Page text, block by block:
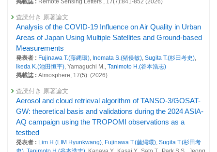
26006 : 地球システム分野の先見的・先端的な基礎研究
26023 : 衛星観測に関する事業
26124 : 南米SAVER-Net観測網を用いたエアロゾル・大気微量気体の動
態把握
26264 : 大気・海洋モニタリング
2021年度
25498 : 気候変動・大気質研究プログラム
25507 : 地域・国・都市規模における人為起源SLCF及びGHG排出量の定
量的評価
25556 : 衛星観測に関する事業
掲載誌 : Remote Sensing Letters , 17(7):841-852 (2026)
査読付き 原著論文
Analysis of the COVID-19 Influence on Air Quality in Urban
Areas of Japan Using Multiple Satellites and Ground-based
Measurements
発表者 : Fujinawa T.(藤縄環), Inomata S.(猪俣敏), Sugita T.(杉田考史),
Ikeda K.(池田恒平), Yamaguchi M., Tanimoto H.(谷本浩志)
掲載誌 : Atmosphere, 17(5): (2026)
査読付き 原著論文
Aerosol and cloud retrieval algorithm of TANSO-3/GOSAT-
GW: theoretical basis and validations during the 2024 ASIA-
AQ campaign using the TROPOMI observations as a
testbed
発表者 : Lim H.(LIM Hyunkwang), Fujinawa T.(藤縄環), Sugita T.(杉田考